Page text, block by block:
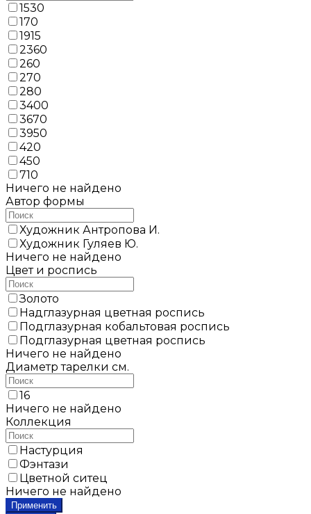
1530
170
1915
2360
260
270
280
3400
3670
3950
420
450
710
Ничего не найдено
Автор формы
Художник Антропова И.
Художник Гуляев Ю.
Ничего не найдено
Цвет и роспись
Золото
Надглазурная цветная роспись
Подглазурная кобальтовая роспись
Подглазурная цветная роспись
Ничего не найдено
Диаметр тарелки см.
16
Ничего не найдено
Коллекция
Настурция
Фэнтази
Цветной ситец
Ничего не найдено